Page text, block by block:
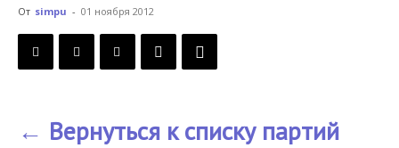
От simpu - 01 ноября 2012
← Вернуться к списку партий